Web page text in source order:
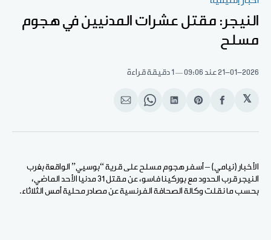
النيجر: مقتل عشرات المدنيين في هجوم
مسلح
21-01-2026عند 09:06 1 دقيقة قراءة
𝕏
انشر
الفيسبوك
Share
Pinterest
انشر
لينكد
Share
WhatsApp
انشر
الإيميل
الأخبار (نيامي) – أسفر هجوم مسلح على قرية “بوسيي” الواقعة بغرب
النيجر قرب الحدود مع بوركينا فاسو، عن مقتل 31 مدنيا الأحد الماضي،
بحسب ما نقلت وكالة الصحافة الفرنسية عن مصادر محلية أمس الثلاثاء.